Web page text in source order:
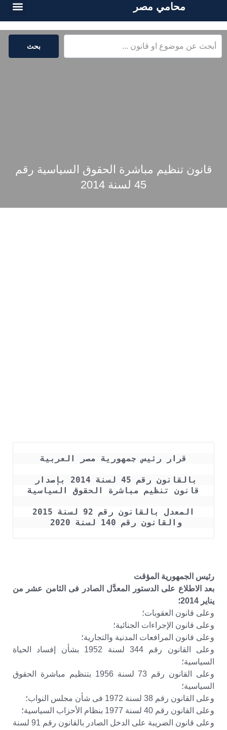
محامي مصر
بحث
قانون تنظيم مباشرة الحقوق السياسية رقم
45 لسنة 2014
قرار رئيس جمهورية مصر العربية
قانون تنظيم مباشرة الحقوق السياسية
والقانون رقم 140 لسنة 2020
رئيس الجمهورية المؤقت
بعد الاطلاع على الدستور المعدَّل الصادر فى الثامن عشر من
يناير 2014؛
وعلى قانون العقوبات؛
وعلى قانون الإجراءات الجنائية؛
وعلى قانون المرافعات المدنية والتجارية؛
وعلى القانون رقم 344 لسنة 1952 بشأن إفساد الحياة
السياسية؛
وعلى القانون رقم 73 لسنة 1956 بتنظيم مباشرة الحقوق
السياسية؛
وعلى القانون رقم 38 لسنة 1972 فى شأن مجلس النواب؛
وعلى القانون رقم 40 لسنة 1977 بنظام الأحزاب السياسية؛
وعلى قانون الضريبة على الدخل الصادر بالقانون رقم 91 لسنة